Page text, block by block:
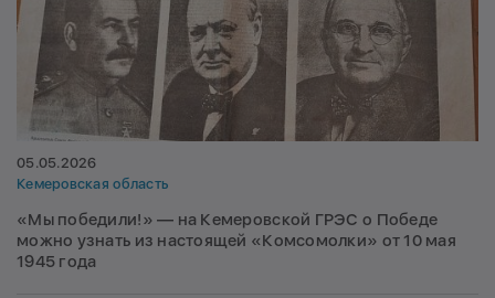
05.05.2026
Кемеровская область
«Мы победили!» — на Кемеровской ГРЭС о Победе
можно узнать из настоящей «Комсомолки» от 10 мая
1945 года